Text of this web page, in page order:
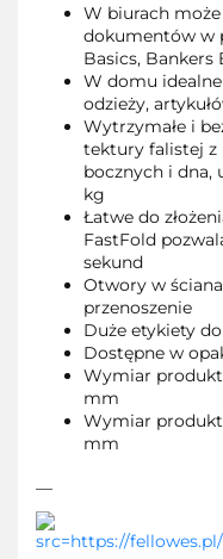
W biurach
dokumentów w
Basics,
W domu
odzieży,
Wytrzymałe i
tektury falistej z
bocznych i dna,
kg
Łatwe do
FastFold
sekund
Otwory w
przenoszenie
Duże etykiety
Dostępne w
Wymiar
mm
Wymiar
mm